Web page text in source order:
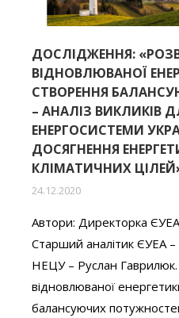
ДОСЛІДЖЕННЯ:
ВІДНОВЛЮВАНОЇ
СТВОРЕННЯ
– АНАЛІЗ ВИКЛИКІВ
ЕНЕРГОСИСТЕМИ
ДОСЯГНЕННЯ
КЛІМАТИЧНИХ
24.12.2020
Автори: Директорка
Старший аналітик ЄУЕА
НЕЦУ – Руслан Гаврилюк.
відновлюваної
балансуючих